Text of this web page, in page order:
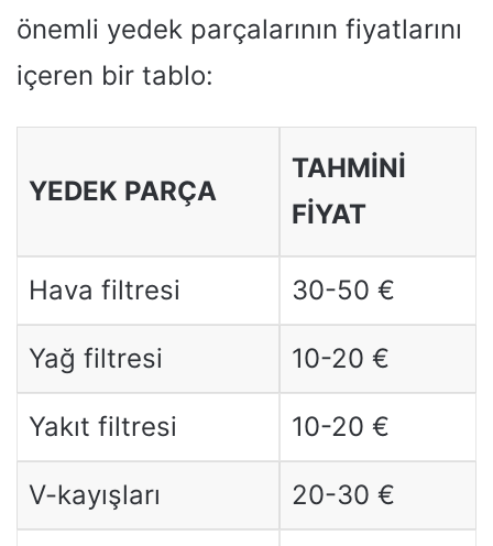
önemli yedek parçalarının fiyatlarını
içeren bir tablo:
YEDEK PARÇA
TAHMINI
FIYAT
Hava filtresi 30-50 €
Yağ filtresi 10-20 €
Yakıt filtresi 10-20 €
V-kayışları 20-30 €